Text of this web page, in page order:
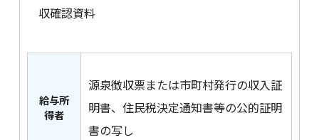
収確認資料
給与所
得者
源泉徴収票または市町村発行の収入証
明書、住民税決定通知書等の公的証明
書の写し